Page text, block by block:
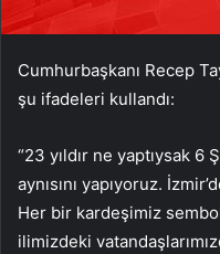
Cumhurbaşkanı Recep
şu ifadeleri kullandı:
“23 yıldır ne yaptıysak
aynısını yapıyoruz.
Her bir kardeşimiz
ilimizdeki